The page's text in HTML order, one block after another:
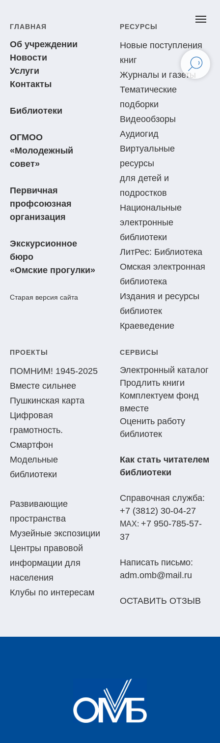
ГЛАВНАЯ
Об учреждении
Новости
Услуги
Контакты
Библиотеки
ОГМОО
«Молодежный
совет»
Первичная
профсоюзная
организация
Экскурсионное
бюро
«Омские прогулки»
Старая версия сайта
РЕСУРСЫ
Новые поступления
книг
Журналы и газеты
Тематические
подборки
Видеообзоры
Аудиогид
Виртуальные
ресурсы
для детей и
подростков
Национальные
электронные
библиотеки
ЛитРес: Библиотека
Омская электронная
библиотека
Издания и ресурсы
библиотек
Краеведение
ПРОЕКТЫ
ПОМНИМ! 1945-2025
Вместе сильнее
Пушкинская карта
Цифровая
грамотность.
Смартфон
Модельные
библиотеки
Развивающие
пространства
Музейные экспозиции
Центры правовой
информации для
населения
Клубы по интересам
СЕРВИСЫ
Электронный каталог
Продлить книги
Комплектуем фонд
вместе
Оценить работу
библиотек
Как стать читателем
библиотеки
Справочная служба:
+7 (3812) 30-04-27
МАХ: +7 950-785-57-
37
Написать письмо:
adm.omb@mail.ru
ОСТАВИТЬ ОТЗЫВ